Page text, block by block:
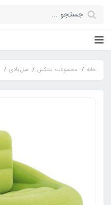
خانه محصولات اینتکس مبل بادی